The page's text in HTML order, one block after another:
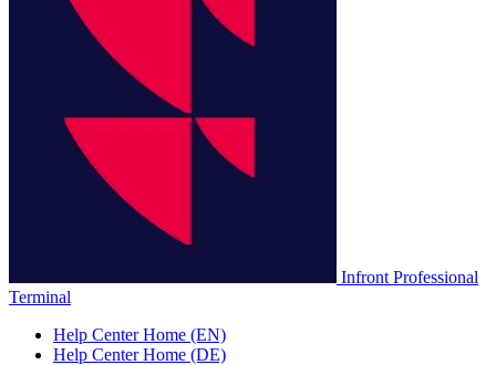
Infront Professional
Terminal
Help Center Home (EN)
Help Center Home (DE)